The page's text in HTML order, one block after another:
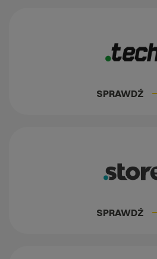
SPRAWDŹ
SPRAWDŹ